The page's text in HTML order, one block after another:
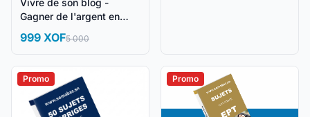
Vivre de son blog -
Gagner de l'argent en
999 XOF5 000
Promo Promo